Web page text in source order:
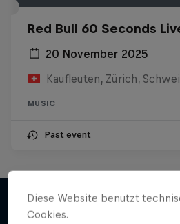
Red Bull 60 Seconds
20 November 2025
Kaufleuten, Zürich,
MUSIC
Past event
Diese Website benutzt
Cookies.